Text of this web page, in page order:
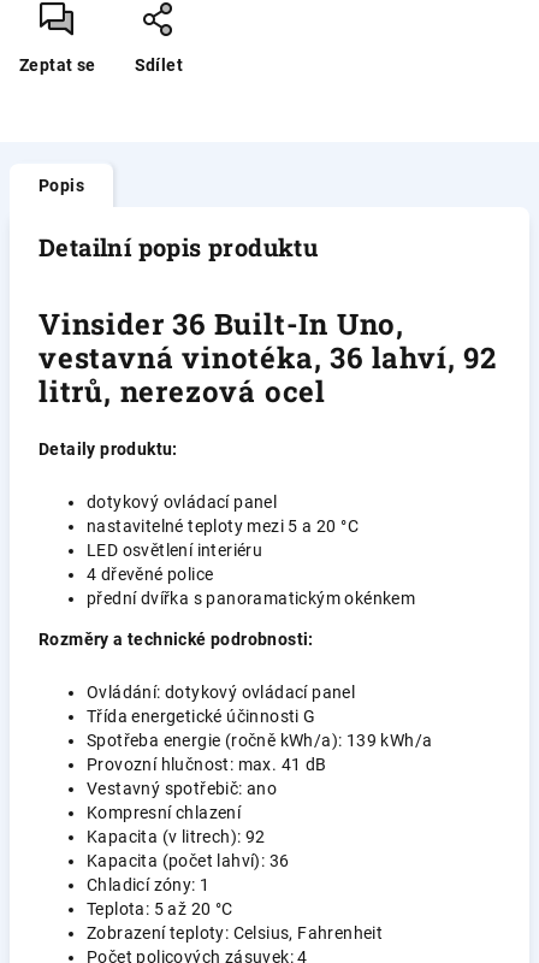
Zeptat se Sdílet
Popis
Detailní popis produktu
Vinsider 36 Built-In Uno,
vestavná vinotéka, 36 lahví, 92
litrů, nerezová ocel
Detaily produktu:
dotykový ovládací panel
nastavitelné teploty mezi 5 a 20 °C
LED osvětlení interiéru
4 dřevěné police
přední dvířka s panoramatickým okénkem
Rozměry a technické podrobnosti:
Ovládání: dotykový ovládací panel
Třída energetické účinnosti G
Spotřeba energie (ročně kWh/a): 139 kWh/a
Provozní hlučnost: max. 41 dB
Vestavný spotřebič: ano
Kompresní chlazení
Kapacita (v litrech): 92
Kapacita (počet lahví): 36
Chladicí zóny: 1
Teplota: 5 až 20 °C
Zobrazení teploty: Celsius, Fahrenheit
Počet policových zásuvek: 4